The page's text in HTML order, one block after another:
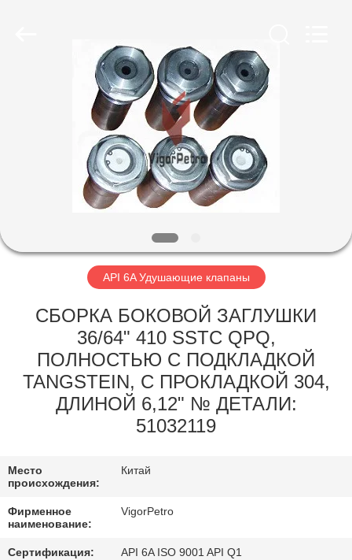
ГЛАВНАЯ
СТРАНИЦА
ПРОДУКЦИЯ
КОМПАНИИ
ФАБРИКА
КОНТРОЛЬ
КАЧЕСТВА
КОНТАКТНЫЕ
ДАННЫЕ
ОТПРАВИТЬ
ЗАПРОС
API 6A Удушающие клапаны
СБОРКА БОКОВОЙ ЗАГЛУШКИ
36/64" 410 SSTC QPQ,
ПОЛНОСТЬЮ С ПОДКЛАДКОЙ
TANGSTEIN, С ПРОКЛАДКОЙ 304,
ДЛИНОЙ 6,12" № ДЕТАЛИ:
51032119
Место
происхождения:
Китай
Фирменное
наименование:
VigorPetro
Сертификация: API 6A ISO 9001 API Q1